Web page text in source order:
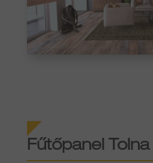
Fűtőpanel Tolna